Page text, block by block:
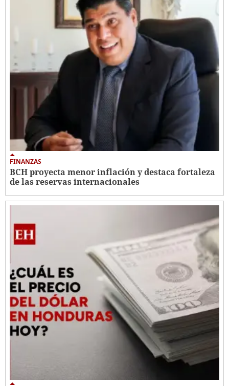
FINANZAS
BCH proyecta menor inflación y destaca fortaleza
de las reservas internacionales